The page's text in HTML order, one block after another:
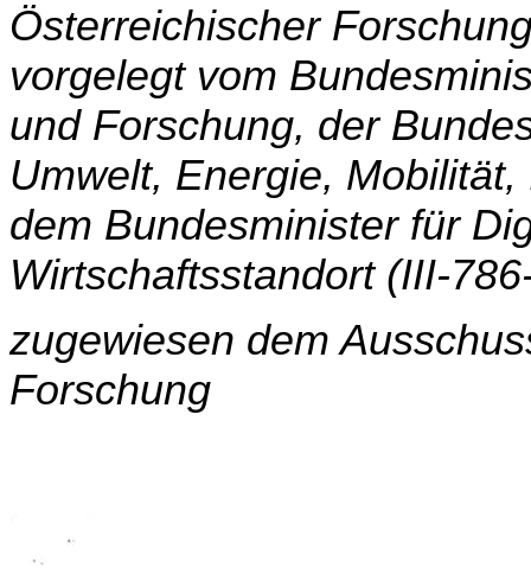
Österreichischer
vorgelegt vom
und Forschung, der
Umwelt, Energie,
dem Bundesminister für
Wirtschaftsstandort (III-
zugewiesen dem
Forschung